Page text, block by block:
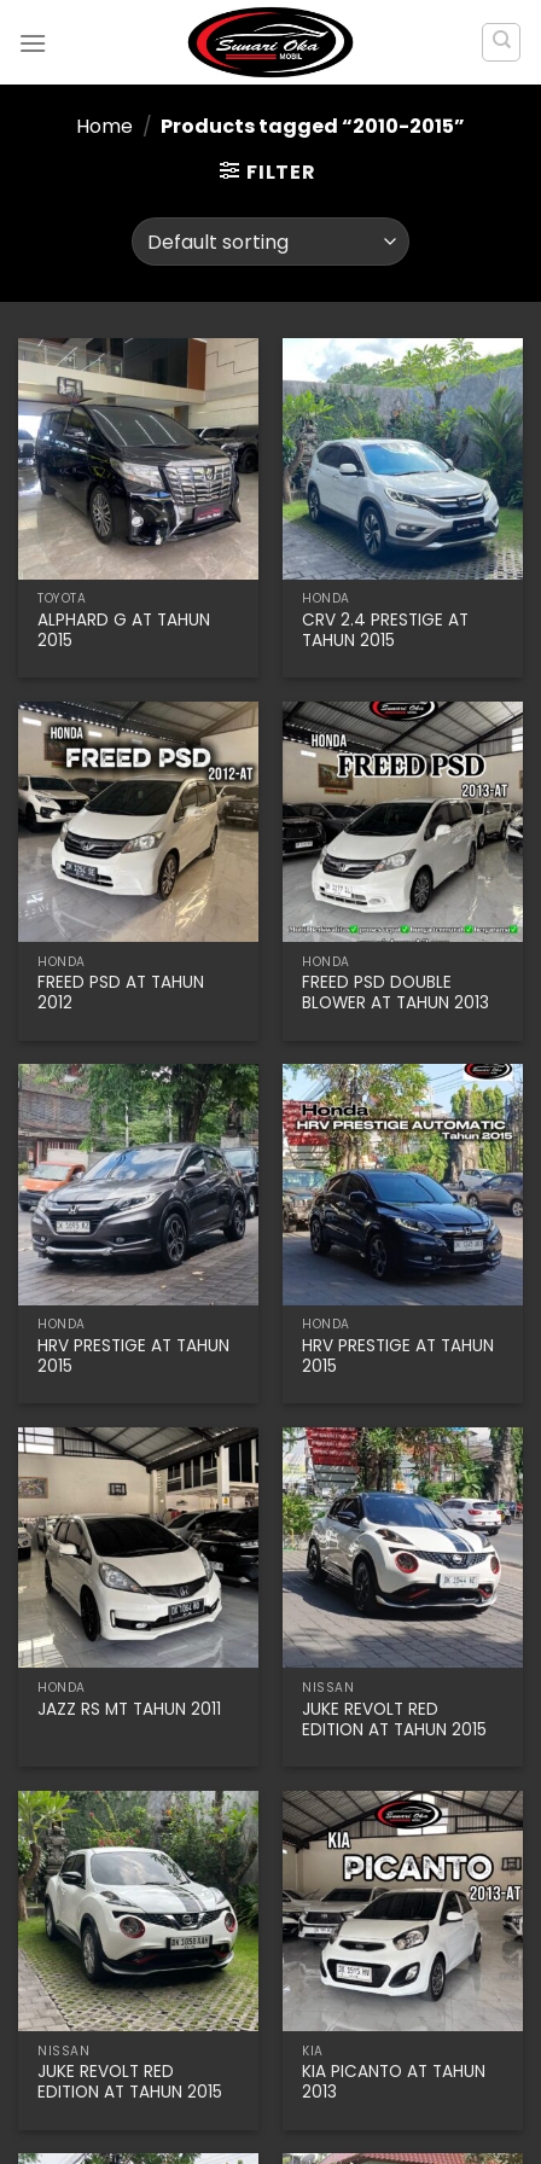
Home / Products tagged “2010-2015”
FILTER
TOYOTA
ALPHARD G AT TAHUN
2015
HONDA
CRV 2.4 PRESTIGE AT
TAHUN 2015
HONDA
FREED PSD AT TAHUN
2012
HONDA
FREED PSD DOUBLE
BLOWER AT TAHUN 2013
HONDA
HRV PRESTIGE AT TAHUN
2015
HONDA
HRV PRESTIGE AT TAHUN
2015
HONDA
JAZZ RS MT TAHUN 2011
NISSAN
JUKE REVOLT RED
EDITION AT TAHUN 2015
NISSAN
JUKE REVOLT RED
EDITION AT TAHUN 2015
KIA
KIA PICANTO AT TAHUN
2013